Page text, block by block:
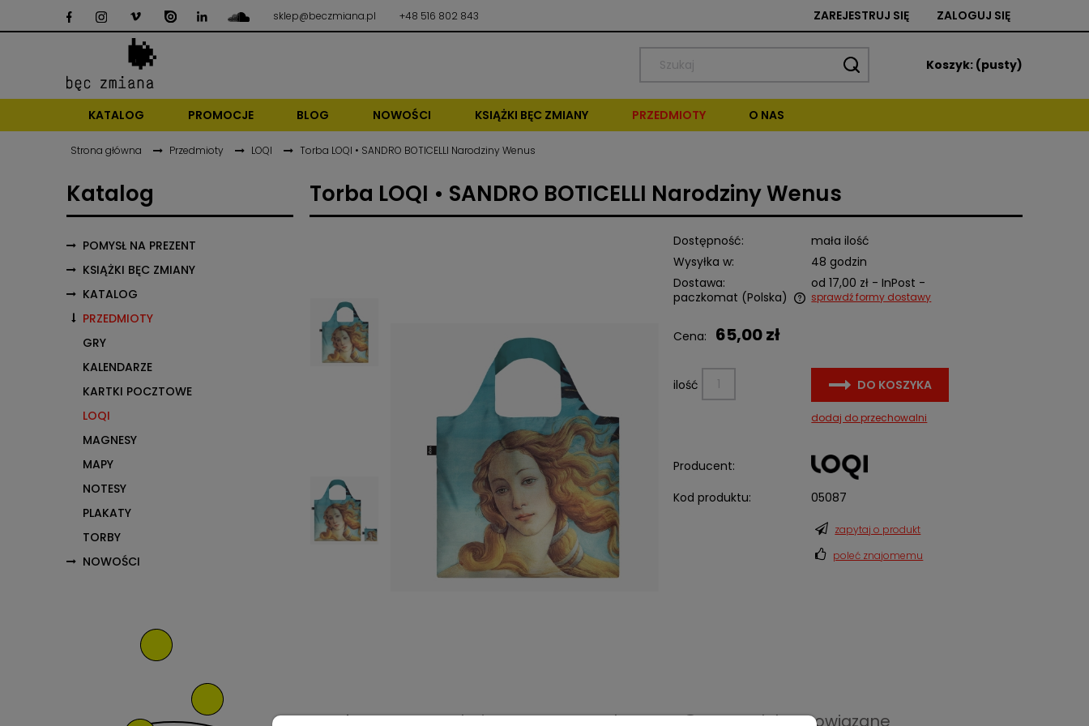
sklep@beczmiana.pl +48 516 802 843 ZAREJESTRUJ SIĘ ZALOGUJ SIĘ
Koszyk: (pusty)
KATALOG PROMOCJE BLOG NOWOŚCI KSIĄŻKI BĘC ZMIANY PRZEDMIOTY O NAS
Strona główna Przedmioty LOQI Torba LOQI • SANDRO BOTICELLI Narodziny Wenus
Katalog
POMYSŁ NA PREZENT
KSIĄŻKI BĘC ZMIANY
KATALOG
PRZEDMIOTY
GRY
KALENDARZE
KARTKI POCZTOWE
LOQI
MAGNESY
MAPY
NOTESY
PLAKATY
TORBY
NOWOŚCI
Torba LOQI • SANDRO BOTICELLI Narodziny Wenus
Dostępność:
mała ilość
Wysyłka w:
48 godzin
Dostawa:
od 17,00 zł - InPost -
paczkomat (Polska)
Cena nie zawiera ewentualnych
sprawdź formy dostawy
Cena: 65,00 zł
ilość DO KOSZYKA
dodaj do przechowalni
Producent:
Kod produktu:
05087
zapytaj o produkt
poleć znajomemu
Opis Dane techniczne Koszty dostawy Produkty powiązane